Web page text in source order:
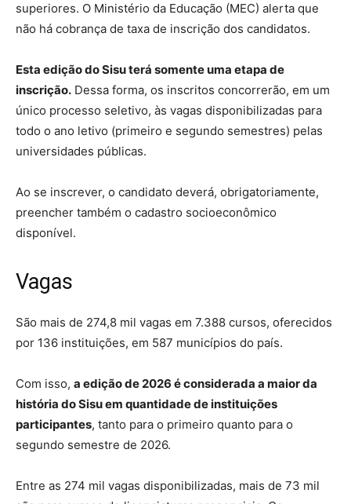
superiores. O Ministério da Educação (MEC) alerta que
não há cobrança de taxa de inscrição dos candidatos.
Esta edição do Sisu terá somente uma etapa de
inscrição. Dessa forma, os inscritos concorrerão, em um
único processo seletivo, às vagas disponibilizadas para
todo o ano letivo (primeiro e segundo semestres) pelas
universidades públicas.
Ao se inscrever, o candidato deverá, obrigatoriamente,
preencher também o cadastro socioeconômico
disponível.
Vagas
São mais de 274,8 mil vagas em 7.388 cursos, oferecidos
por 136 instituições, em 587 municípios do país.
Com isso, a edição de 2026 é considerada a maior da
história do Sisu em quantidade de instituições
participantes, tanto para o primeiro quanto para o
segundo semestre de 2026.
Entre as 274 mil vagas disponibilizadas, mais de 73 mil